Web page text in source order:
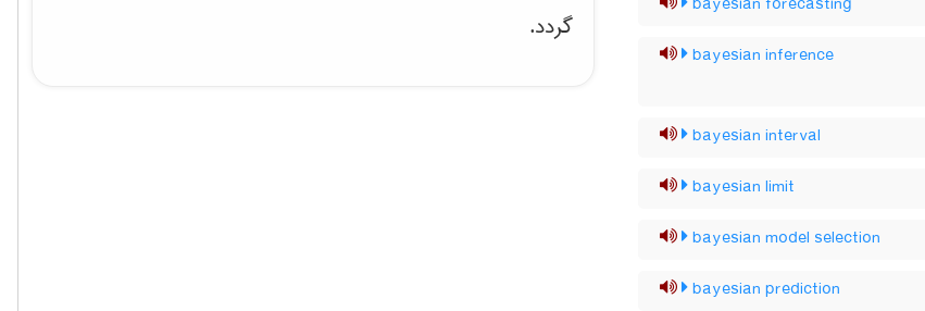
bayesian inference
bayesian interval
bayesian limit
bayesian model selection
bayesian prediction
گردد.